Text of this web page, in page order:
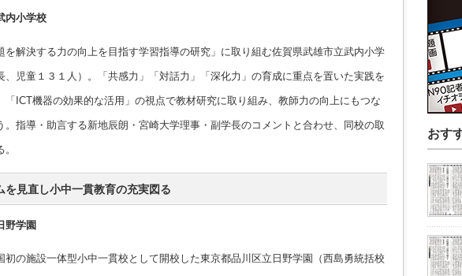
内小学校
解決する力の向上を目指す学習指導の研究」に取り組む佐賀県武雄市立武内小学
、児童１３１人）。「共感力」「対話力」「深化力」の育成に重点を置いた実践を
「ICT機器の効果的な活用」の視点で教材研究に取り組み、教師力の向上にもつな
。指導・助言する新地辰朗・宮崎大学理事・副学長のコメントと合わせ、同校の取
を見直し小中一貫教育の充実図る
野学園
の施設一体型小中一貫校として開校した東京都品川区立日野学園（西島勇統括校
おす